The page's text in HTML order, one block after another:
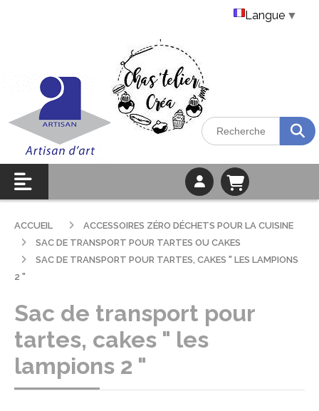
ACCUEIL
ACCESSOIRES ZÉRO DÉCHETS POUR LA CUISINE
SAC DE TRANSPORT POUR TARTES OU CAKES
SAC DE TRANSPORT POUR TARTES, CAKES " LES LAMPIONS
2 "
Sac de transport pour
tartes, cakes " les
lampions 2 "
Langue ▼